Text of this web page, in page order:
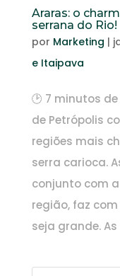
Araras: o
serrana do Rio!
por Marketing |
e Itaipava
🕑 7 minutos
de Petrópolis
regiões mais
serra carioca.
conjunto com
região, faz
seja grande. As